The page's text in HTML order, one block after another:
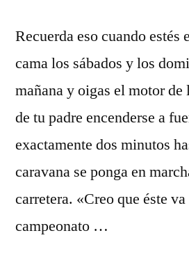
Recuerda eso cuando estés
cama los sábados y los
mañana y oigas el motor
de tu padre encenderse a
exactamente dos minutos
caravana se ponga en
carretera. «Creo que éste
campeonato …